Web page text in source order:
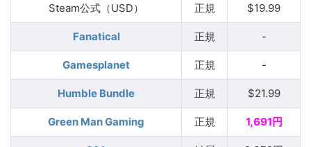
Steam公式（USD） 正規 $19.99
Fanatical 正規 -
Gamesplanet 正規 -
Humble Bundle 正規 $21.99
Green Man Gaming 正規 1,691円